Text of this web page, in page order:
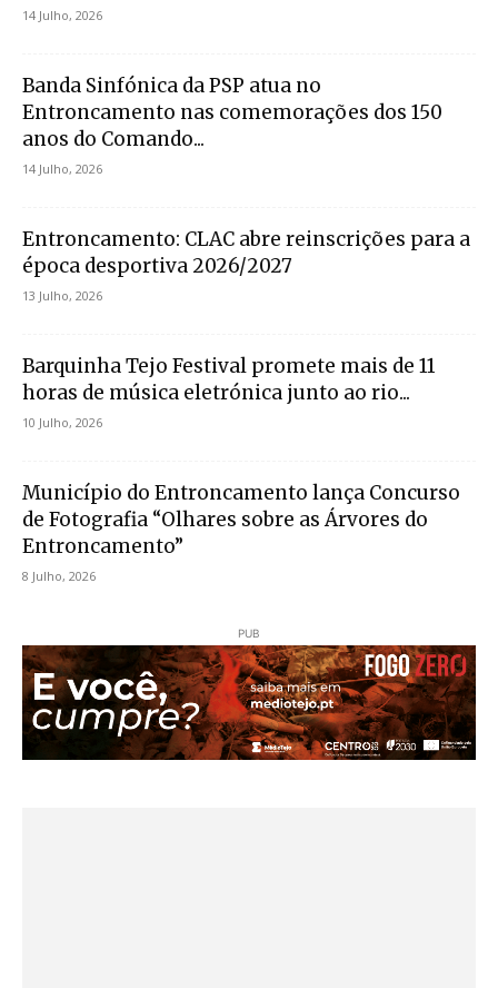
14 Julho, 2026
Banda Sinfónica da PSP atua no
Entroncamento nas comemorações dos 150
anos do Comando...
14 Julho, 2026
Entroncamento: CLAC abre reinscrições para a
época desportiva 2026/2027
13 Julho, 2026
Barquinha Tejo Festival promete mais de 11
horas de música eletrónica junto ao rio...
10 Julho, 2026
Município do Entroncamento lança Concurso
de Fotografia “Olhares sobre as Árvores do
Entroncamento”
8 Julho, 2026
PUB